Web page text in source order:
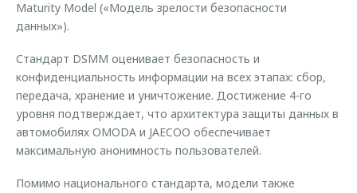
Maturity Model («Модель зрелости безопасности
данных»).
Стандарт DSMM оценивает безопасность и
конфиденциальность информации на всех этапах: сбор,
передача, хранение и уничтожение. Достижение 4-го
уровня подтверждает, что архитектура защиты данных в
автомобилях OMODA и JAECOO обеспечивает
максимальную анонимность пользователей.
Помимо национального стандарта, модели также